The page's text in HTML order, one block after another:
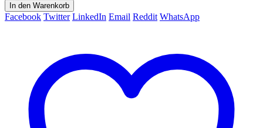
In den Warenkorb
Facebook Twitter LinkedIn Email Reddit WhatsApp